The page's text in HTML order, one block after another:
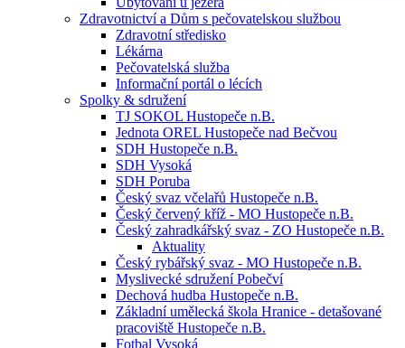
Zdravotnictví a Dům s pečovatelskou službou
Zdravotní středisko
Lékárna
Pečovatelská služba
Informační portál o lécích
Spolky & sdružení
TJ SOKOL Hustopeče n.B.
Jednota OREL Hustopeče nad Bečvou
SDH Hustopeče n.B.
SDH Vysoká
SDH Poruba
Český svaz včelařů Hustopeče n.B.
Český červený kříž - MO Hustopeče n.B.
Český zahradkářský svaz - ZO Hustopeče n.B.
Aktuality
Český rybářský svaz - MO Hustopeče n.B.
Myslivecké sdružení Pobečví
Dechová hudba Hustopeče n.B.
Základní umělecká škola Hranice - detašované
pracoviště Hustopeče n.B.
Fotbal Vysoká